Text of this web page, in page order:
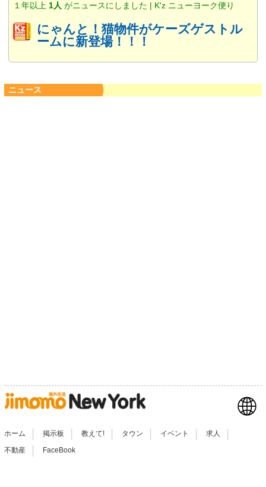
１年以上 1人 がニュースにしました | K'z ニューヨーク便り
にゃんと！猫物件がケーズゲストル
ームに新登場！！！
ニュース
ホーム 掲示板 教えて! タウン イベント 求人
不動産 | FaceBook